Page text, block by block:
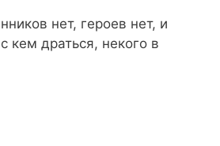
нет, героев нет, и
драться, некого в